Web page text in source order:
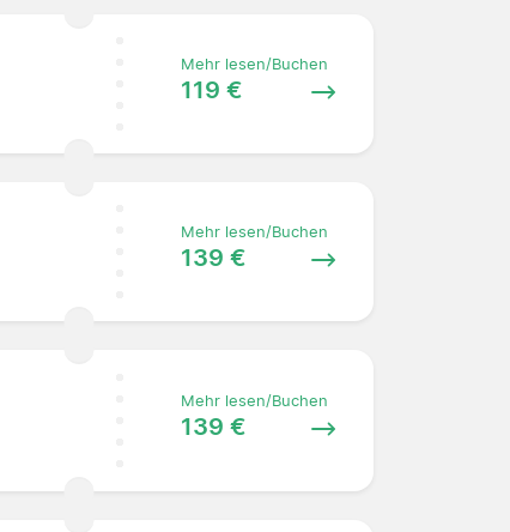
Mehr lesen/Buchen
119 €
Mehr lesen/Buchen
139 €
Mehr lesen/Buchen
139 €